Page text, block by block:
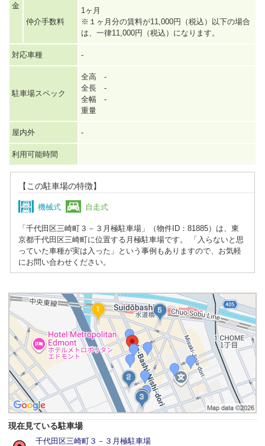
金
仲介手数料
1ヶ月
※１ヶ月分の賃料が11,000円（税込）以下の場合
は、一律11,000円（税込）になります。
対応車種 -
駐車場スペック
全高 -
全長 -
全幅 -
重量
屋内外 -
利用可能時間
【この駐車場の特徴】
機械式 自走式
「千代田区三崎町３－３月極駐車場」（物件ID：81885）は、東
京都千代田区三崎町に位置する月極駐車場です。 「入らないと思
っていた車種が実は入った」という事例もありますので、お気軽
にお問い合わせください。
現在見ている駐車場
千代田区三崎町３－３月極駐車場